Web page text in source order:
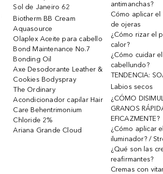
Sol de Janeiro 62
Biotherm BB Cream
Aquasource
Olaplex Aceite para cabello
Bond Maintenance No.7
Bonding Oil
Axe Desodorante Leather &
Cookies Bodyspray
The Ordinary
Acondicionador capilar Hair
Care Behentrimonium
Chloride 2%
Ariana Grande Cloud
antimanchas?
Cómo aplicar
de ojeras
¿Cómo rizar el
calor?
¿Cómo cuidar
cabellundo?
TENDENCIA:
Labios secos
¿CÓMO
GRANOS
EFICAZMENTE?
¿Cómo aplicar el
iluminador? /
¿Qué son las
reafirmantes?
Cremas con